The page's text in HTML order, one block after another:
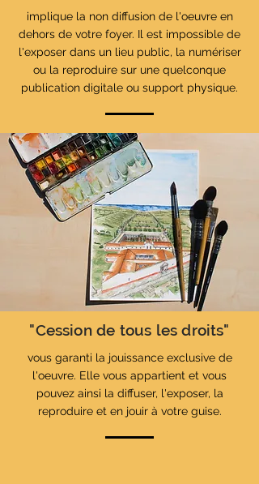
implique la non diffusion de l'oeuvre en
dehors de votre foyer. Il est impossible de
l'exposer dans un lieu public, la numériser
ou la reproduire sur une quelconque
publication digitale ou support physique.
"Cession de tous les droits"
vous garanti la jouissance exclusive de
l'oeuvre. Elle vous appartient et vous
pouvez ainsi la diffuser, l'exposer, la
reproduire et en jouir à votre guise.